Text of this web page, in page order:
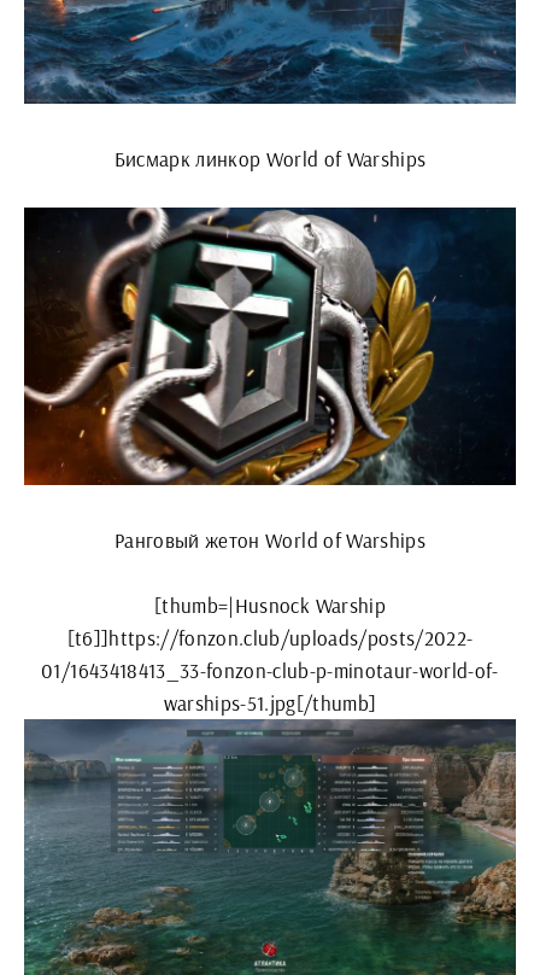
Бисмарк линкор World of Warships
Ранговый жетон World of Warships
[thumb=|Husnock Warship
[t6]]https://fonzon.club/uploads/posts/2022-
01/1643418413_33-fonzon-club-p-minotaur-world-of-
warships-51.jpg[/thumb]